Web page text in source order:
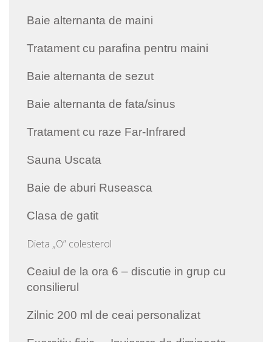
Baie alternanta de maini
Tratament cu parafina pentru maini
Baie alternanta de sezut
Baie alternanta de fata/sinus
Tratament cu raze Far-Infrared
Sauna Uscata
Baie de aburi Ruseasca
Clasa de gatit
Dieta „O” colesterol
Ceaiul de la ora 6 – discutie in grup cu
consilierul
Zilnic 200 ml de ceai personalizat